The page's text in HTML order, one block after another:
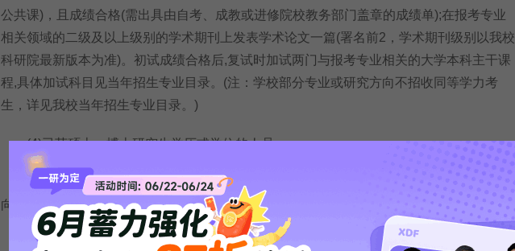
公共课)，且成绩合格(需出具由自考、成教或进修院校教务部门盖章的成绩单);在报考专业
相关领域的二级及以上级别的学术期刊上发表学术论文一篇(署名前2，学术期刊级别以我校
科研院最新版本为准)。初试成绩合格后,复试时加试两门与报考专业相关的大学本科主干课
程,具体加试科目见当年招生专业目录。(注：学校部分专业或研究方向不招收同等学力考
生，详见我校当年招生专业目录。)
(4)已获硕士、博士研究生学历或学位的人员。
5.在校研究生报考须在报名前征得所在培养单位同意，并在报名网上确认截止日期前，
向我校研究生院研招办提交所在培养单位“同意报考”的证明。
(二)报名参加035101法律(非法学)专业学位硕士研究生招生考试的人员，须符合下列条